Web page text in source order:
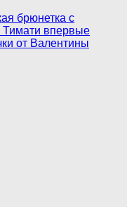
брюнетка с
Тимати впервые
от Валентины